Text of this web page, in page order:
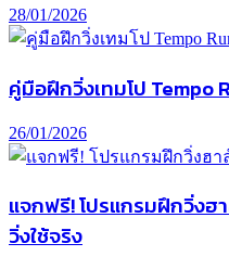
28/01/2026
คู่มือฝึกวิ่งเทมโป Tempo
26/01/2026
แจกฟรี! โปรแกรมฝึกวิ่งฮ
วิ่งใช้จริง